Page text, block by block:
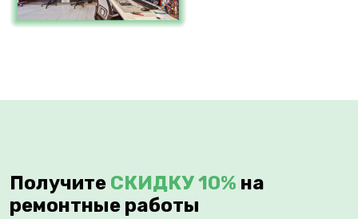
Получите СКИДКУ 10% на
ремонтные работы